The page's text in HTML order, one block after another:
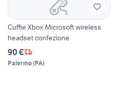
Cuffie Xbox Microsoft wireless
headset confezione
90 €
Palermo(PA)